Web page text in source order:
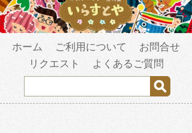
ホーム ご利用について
お問合せ
リクエスト
よくあるご質問